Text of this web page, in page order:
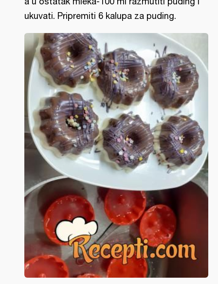
ukuvati. Pripremiti 6 kalupa za puding.